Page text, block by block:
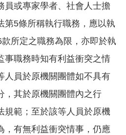
員或專家學者、社會人士擔
第5條所稱執行職務，應以執
所定之職務為限，亦即於執
事職務時知有利益衝突之情
人員於原機關團體如不具有
，其於原機關團體內之行
規範；至於該等人員於原機
，有無利益衝突情事，仍應